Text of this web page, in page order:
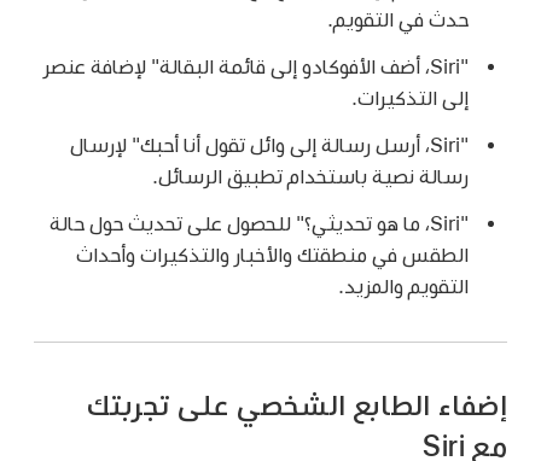
حدث في التقويم.
"Siri، أضف الأفوكادو إلى قائمة البقالة"
لإضافة عنصر
إلى التذكيرات.
"Siri، أرسل رسالة إلى وائل تقول أنا أحبك"
لإرسال
رسالة نصية باستخدام تطبيق الرسائل.
"Siri، ما هو تحديثي؟"
للحصول على تحديث حول حالة
الطقس في منطقتك والأخبار والتذكيرات وأحداث
التقويم والمزيد.
إضفاء الطابع الشخصي على تجربتك
مع Siri